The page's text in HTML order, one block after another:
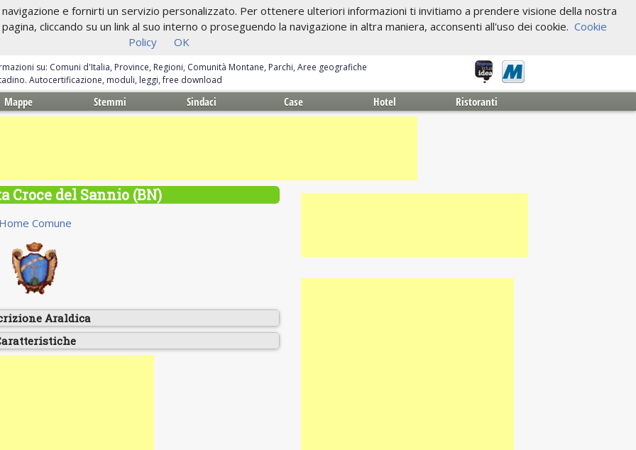
e fornirti un servizio personalizzato. Per ottenere ulteriori informazioni ti invitiamo a prendere visione della nostra
cliccando su un link al suo interno o proseguendo la navigazione in altra maniera, acconsenti all'uso dei cookie. Cookie
Policy
OK
su: Comuni d'Italia, Province, Regioni, Comunità Montane, Parchi, Aree geografiche
Autocertificazione, moduli, leggi, free download
Mappe Stemmi Sindaci Case Hotel Ristoranti
Croce del Sannio (BN)
Home Comune
Araldica